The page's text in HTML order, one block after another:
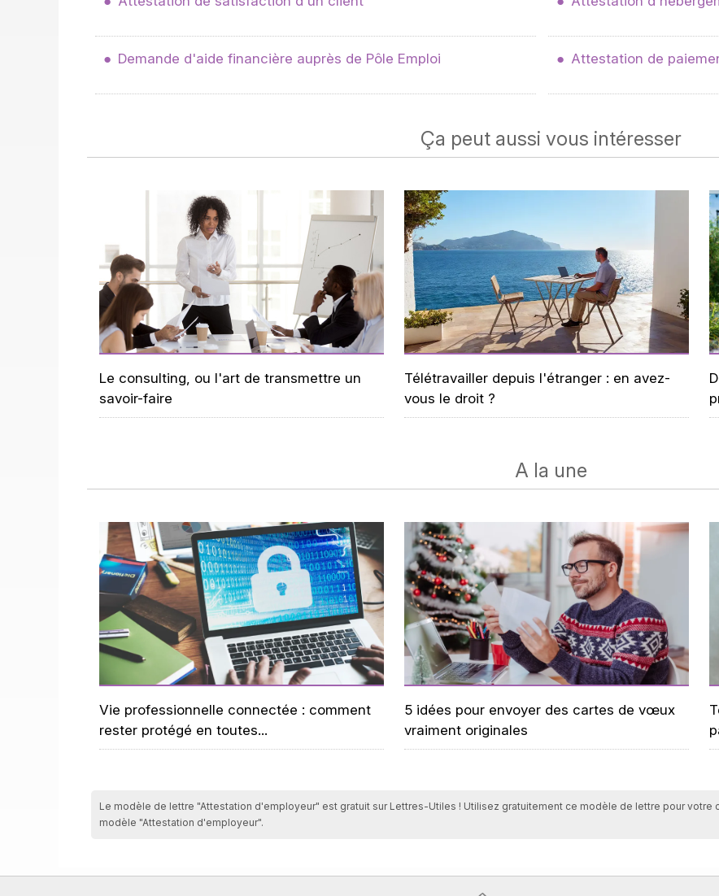
Demande d'aide financière auprès de Pôle Emploi Attestation de
Ça peut aussi vous intéresser
Le consulting, ou l'art de transmettre un
savoir-faire
Télétravailler depuis l'étranger : en avez-
vous le droit ?
A la une
Vie professionnelle connectée : comment
rester protégé en toutes...
5 idées pour envoyer des cartes de vœux
vraiment originales
Le modèle de lettre "Attestation d'employeur" est gratuit sur Lettres-Utiles ! Utilisez gratuitement ce modèle de lettre pour votre
modèle "Attestation d'employeur".